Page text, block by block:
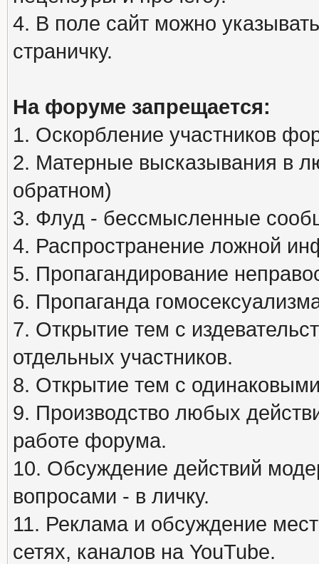
4. В поле сайт можно
страничку.
На форуме запрещается:
1. Оскорбление участников
2. Матерные высказывания в
обратном)
3. Флуд - бессмысленные
4. Распространение ложной
5. Пропагандирование
6. Пропаганда
7. Открытие тем с
отдельных участников.
8. Открытие тем с
9. Производство любых
работе форума.
10. Обсуждение действий
вопросами - в личку.
11. Реклама и обсуждение
сетях, каналов на YouTube.